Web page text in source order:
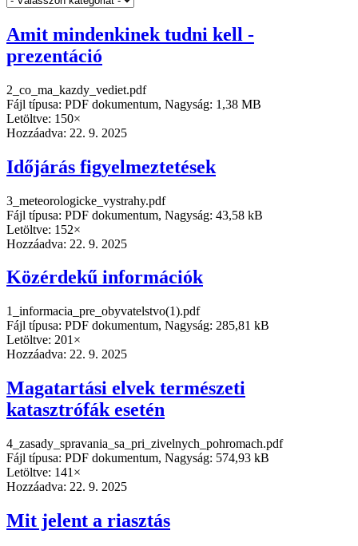
Amit mindenkinek tudni kell -
prezentáció
2_co_ma_kazdy_vediet.pdf
Fájl típusa: PDF dokumentum, Nagyság: 1,38 MB
Letöltve: 150×
Hozzáadva: 22. 9. 2025
Időjárás figyelmeztetések
3_meteorologicke_vystrahy.pdf
Fájl típusa: PDF dokumentum, Nagyság: 43,58 kB
Letöltve: 152×
Hozzáadva: 22. 9. 2025
Közérdekű információk
1_informacia_pre_obyvatelstvo(1).pdf
Fájl típusa: PDF dokumentum, Nagyság: 285,81 kB
Letöltve: 201×
Hozzáadva: 22. 9. 2025
Magatartási elvek természeti
katasztrófák esetén
4_zasady_spravania_sa_pri_zivelnych_pohromach.pdf
Fájl típusa: PDF dokumentum, Nagyság: 574,93 kB
Letöltve: 141×
Hozzáadva: 22. 9. 2025
Mit jelent a riasztás